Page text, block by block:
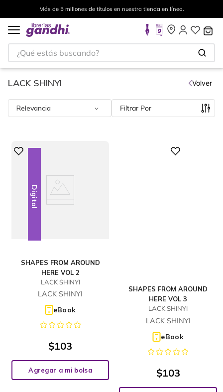
Más de 5 millones de títulos en nuestra tienda en línea.
¿Qué estás buscando?
LACK SHINYI Volver
Relevancia Filtrar
Digital
SHAPES FROM AROUND
HERE VOL 2
LACK SHINYI
LACK SHINYI
eBook
$103
Agregar a mi bolsa
SHAPES FROM AROUND
HERE VOL 3
LACK SHINYI
LACK SHINYI
eBook
$103